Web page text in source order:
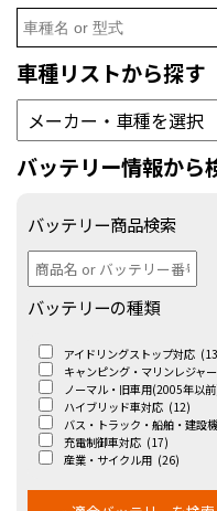
Search
for:
車種リストから探す
バッテリー情報から
バッテリー商品検索
バッテリーの種類
アイドリングストップ対応
キャンピング・マリンレジャ
ノーマル・旧車用(2005年以
ハイブリッド車対応 (12)
バス・トラック・船舶・建設
充電制御車対応 (17)
産業・サイクル用 (26)